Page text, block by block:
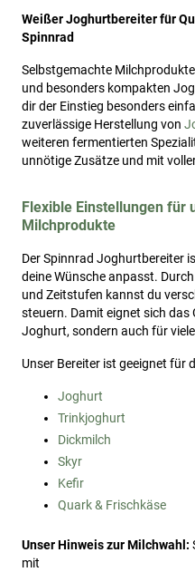
Weißer Joghurtbereiter für
Spinnrad
Selbstgemachte
und besonders kompakten
dir der Einstieg besonders
zuverlässige Herstellung von
weiteren fermentierten
unnötige Zusätze und mit
Flexible Einstellungen für
Milchprodukte
Der Spinnrad Joghurtbereiter
deine Wünsche anpasst.
und Zeitstufen kannst du
steuern. Damit eignet sich
Joghurt, sondern auch für
Unser Bereiter ist geeignet für
Joghurt
Trinkjoghurt
Dickmilch
Skyr
Kefir
Quark & Frischkäse
Unser Hinweis zur Milchwahl:
mit